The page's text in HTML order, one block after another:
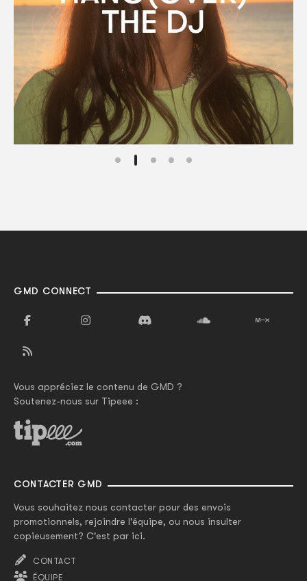
GMD CONNECT
Vous appréciez le contenu de GMD ?
Soutenez-nous sur Tipeee :
CONTACTER GMD
Vous souhaitez nous contacter pour des envois
promotionnels, rejoindre l'équipe, ou nous insulter
copieusement? C'est par ici.
CONTACT
ÉQUIPE